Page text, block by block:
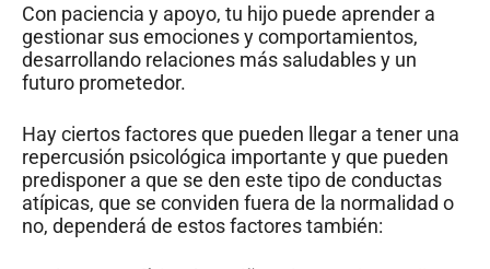
Con paciencia y apoyo, tu hijo puede aprender a
gestionar sus emociones y comportamientos,
desarrollando relaciones más saludables y un
futuro prometedor.
Hay ciertos factores que pueden llegar a tener una
repercusión psicológica importante y que pueden
predisponer a que se den este tipo de conductas
atípicas, que se conviden fuera de la normalidad o
no, dependerá de estos factores también: